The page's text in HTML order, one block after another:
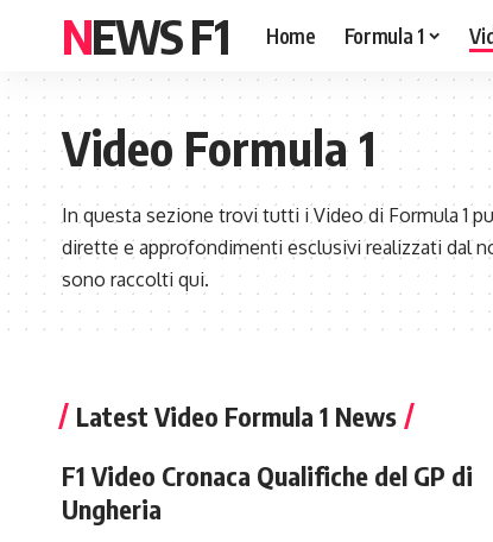
NEWS F1 Home Formula 1
Video Formula 1
In questa sezione trovi tutti i Video di Formula 1
dirette e approfondimenti esclusivi realizzati dal
sono raccolti qui.
Latest Video Formula 1 News
F1 Video Cronaca Qualifiche del GP di
Ungheria